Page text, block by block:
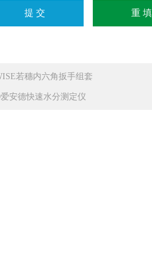
若穗内六角扳手组套
安德快速水分测定仪